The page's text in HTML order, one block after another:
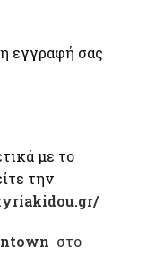
η εγγραφή σας
με το
την
στο